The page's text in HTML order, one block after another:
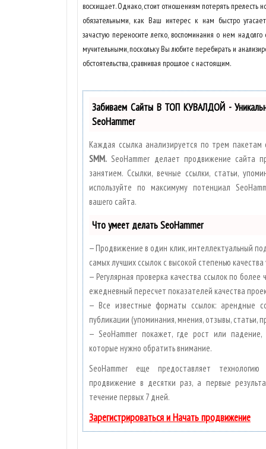
восхищает. Однако, стоит отношениям потерять прелесть
обязательными, как Ваш интерес к нам быстро
зачастую переносите легко, воспоминания о нем
мучительными, поскольку Вы любите перебирать и
обстоятельства, сравнивая прошлое с настоящим.
Забиваем Сайты В ТОП КУВАЛДОЙ -
SeoHammer
Каждая ссылка анализируется по трем
SMM. SeoHammer делает продвижение сайта
занятием. Ссылки, вечные ссылки, статьи,
используйте по максимуму потенциал
вашего сайта.
Что умеет делать SeoHammer
— Продвижение в один клик, интеллектуальный
самых лучших ссылок с высокой степенью
— Регулярная проверка качества ссылок по
ежедневный пересчет показателей качества
— Все известные форматы ссылок: арендные
публикации (упоминания, мнения, отзывы, статьи,
— SeoHammer покажет, где рост или
которые нужно обратить внимание.
SeoHammer еще предоставляет
продвижение в десятки раз, а первые
течение первых 7 дней.
Зарегистрироваться и Начать продвижение